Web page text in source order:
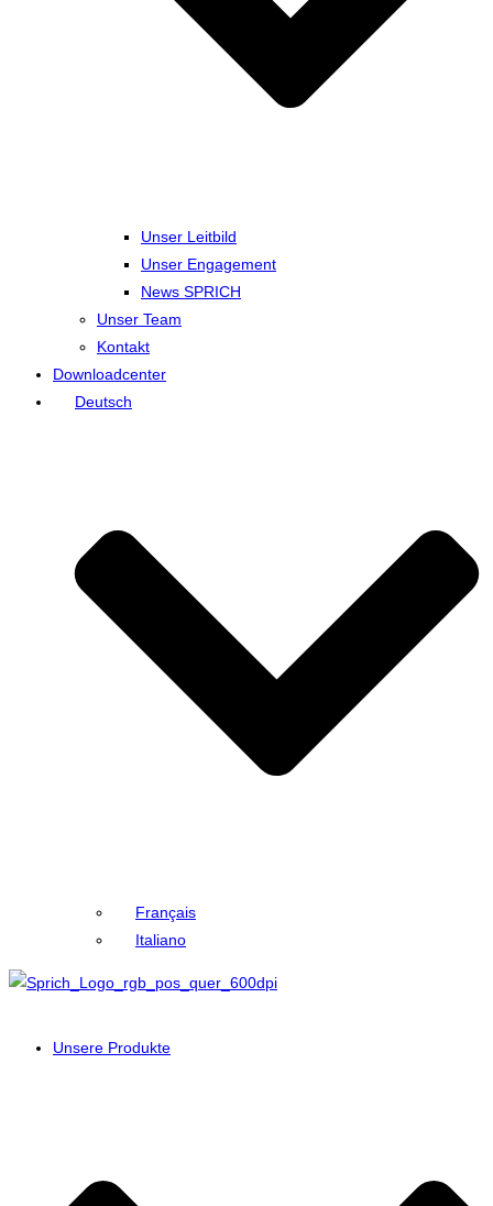
Unser Leitbild
Unser Engagement
News SPRICH
Unser Team
Kontakt
Downloadcenter
Deutsch
Français
Italiano
Unsere Produkte